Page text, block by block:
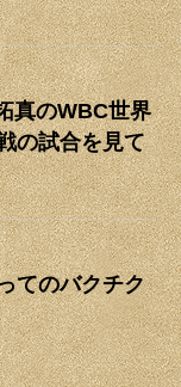
真のWBC世界
の試合を見て
てのバクチク